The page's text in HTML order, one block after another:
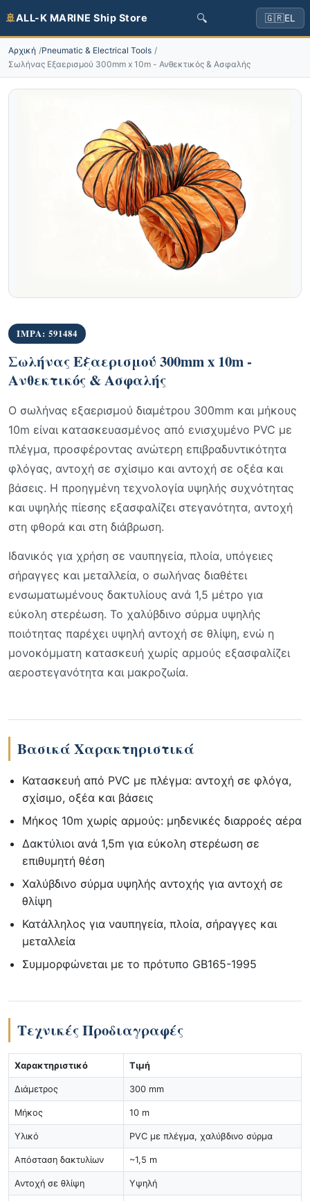
🚢ALL-K MARINE Ship Store 🔍 🇬🇷EL
Αρχική
Pneumatic & Electrical Tools
Σωλήνας Εξαερισμού 300mm x 10m - Ανθεκτικός & Ασφαλής
IMPA: 591484
Σωλήνας Εξαερισμού 300mm x 10m -
Ανθεκτικός & Ασφαλής
Ο σωλήνας εξαερισμού διαμέτρου 300mm και μήκους
10m είναι κατασκευασμένος από ενισχυμένο PVC με
πλέγμα, προσφέροντας ανώτερη επιβραδυντικότητα
φλόγας, αντοχή σε σχίσιμο και αντοχή σε οξέα και
βάσεις. Η προηγμένη τεχνολογία υψηλής συχνότητας
και υψηλής πίεσης εξασφαλίζει στεγανότητα, αντοχή
στη φθορά και στη διάβρωση.
Ιδανικός για χρήση σε ναυπηγεία, πλοία, υπόγειες
σήραγγες και μεταλλεία, ο σωλήνας διαθέτει
ενσωματωμένους δακτυλίους ανά 1,5 μέτρο για
εύκολη στερέωση. Το χαλύβδινο σύρμα υψηλής
ποιότητας παρέχει υψηλή αντοχή σε θλίψη, ενώ η
μονοκόμματη κατασκευή χωρίς αρμούς εξασφαλίζει
αεροστεγανότητα και μακροζωία.
Βασικά Χαρακτηριστικά
Κατασκευή από PVC με πλέγμα: αντοχή σε φλόγα,
σχίσιμο, οξέα και βάσεις
Μήκος 10m χωρίς αρμούς: μηδενικές διαρροές αέρα
Δακτύλιοι ανά 1,5m για εύκολη στερέωση σε
επιθυμητή θέση
Χαλύβδινο σύρμα υψηλής αντοχής για αντοχή σε
θλίψη
Κατάλληλος για ναυπηγεία, πλοία, σήραγγες και
μεταλλεία
Συμμορφώνεται με το πρότυπο GB165-1995
Τεχνικές Προδιαγραφές
Χαρακτηριστικό Τιμή
Διάμετρος 300 mm
Μήκος 10 m
Υλικό PVC με πλέγμα, χαλύβδινο σύρμα
Απόσταση δακτυλίων ~1,5 m
Αντοχή σε θλίψη Υψηλή